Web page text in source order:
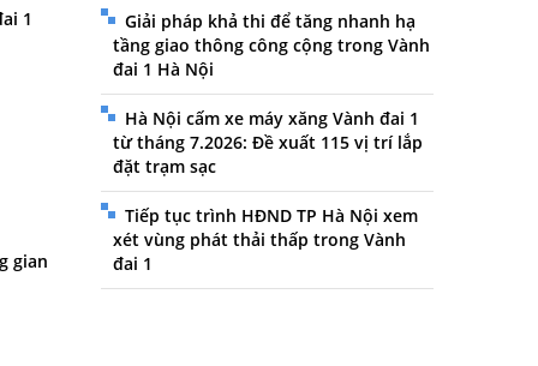
1
gian
Giải pháp khả thi để tăng nhanh hạ
tầng giao thông công cộng trong Vành
đai 1 Hà Nội
Hà Nội cấm xe máy xăng Vành đai 1
từ tháng 7.2026: Đề xuất 115 vị trí lắp
đặt trạm sạc
Tiếp tục trình HĐND TP Hà Nội xem
xét vùng phát thải thấp trong Vành
đai 1